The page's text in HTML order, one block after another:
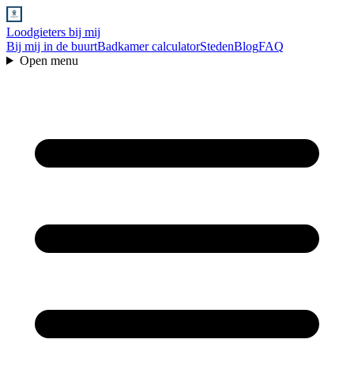
Loodgieters bij mij
Bij mij in de buurtBadkamer calculatorStedenBlogFAQ
Open menu